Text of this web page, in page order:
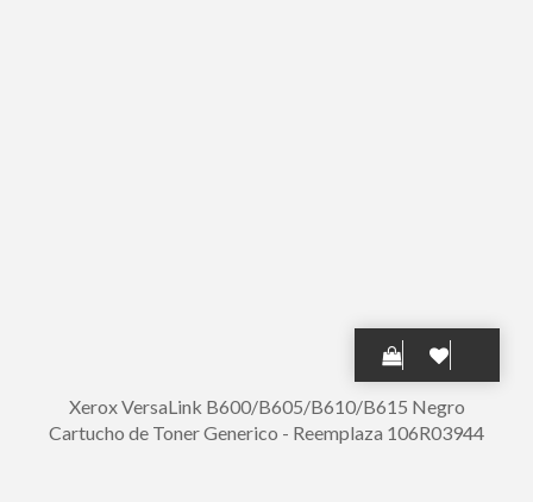
Xerox VersaLink B600/B605/B610/B615 Negro
Cartucho de Toner Generico - Reemplaza 106R03944